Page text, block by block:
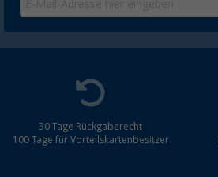
30 Tage Rückgaberecht
100 Tage für Vorteilskartenbesitzer